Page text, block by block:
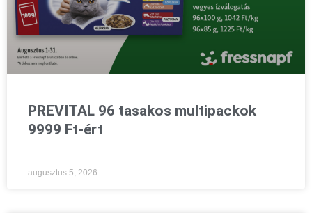
PREVITAL 96 tasakos multipackok
9999 Ft-ért
augusztus 5, 2026